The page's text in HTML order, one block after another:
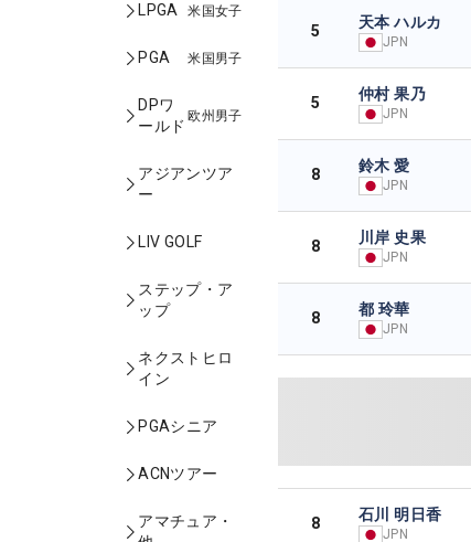
LPGA 米国女子
PGA 米国男子
DPワ
ールド
欧州男子
アジアンツア
ー
LIV GOLF
ステップ・ア
ップ
ネクストヒロ
イン
PGAシニア
ACNツアー
アマチュア・
5 天本 ハルカ
JPN
5 仲村 果乃
JPN
8 鈴木 愛
JPN
8 川岸 史果
JPN
8 都 玲華
JPN
8 石川 明日香
JPN